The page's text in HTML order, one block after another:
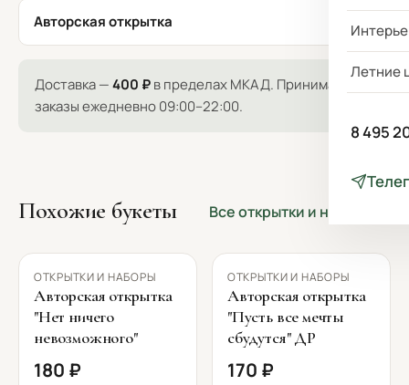
Летние
8 495
Авторская открытка 170 ₽
Доставка —400 ₽в пределах МКАД. Принимаем
заказы ежедневно 09:00–22:00.
Похожие букеты Все открытки и наборы →
ОТКРЫТКИ И НАБОРЫ
Авторская открытка
"Нет ничего
невозможного"
180 ₽
ОТКРЫТКИ И НАБОРЫ
Авторская открытка
"Пусть все мечты
сбудутся" ДР
170 ₽